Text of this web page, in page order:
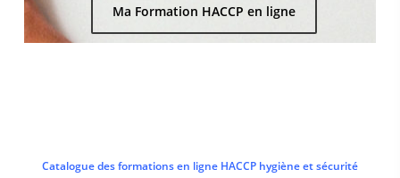
Ma Formation HACCP en ligne
Catalogue des formations en ligne HACCP hygiène et sécurité